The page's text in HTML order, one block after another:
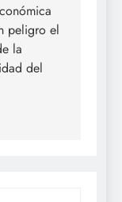
peligro el
la
del